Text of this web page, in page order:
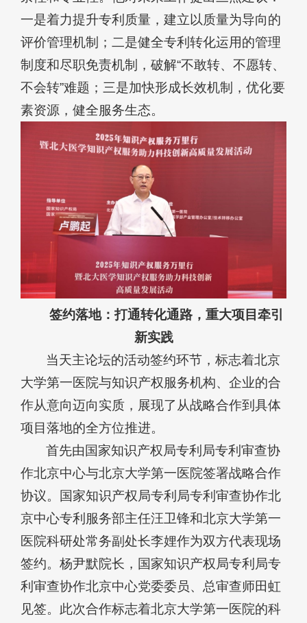
一是着力提升专利质量，建立以质量为导向的
评价管理机制；二是健全专利转化运用的管理
制度和尽职免责机制，破解“不敢转、不愿转、
不会转”难题；三是加快形成长效机制，优化要
素资源，健全服务生态。
签约落地：打通转化通路，重大项目牵引
新实践
当天主论坛的活动签约环节，标志着北京
大学第一医院与知识产权服务机构、企业的合
作从意向迈向实质，展现了从战略合作到具体
项目落地的全方位推进。
首先由国家知识产权局专利局专利审查协
作北京中心与北京大学第一医院签署战略合作
协议。国家知识产权局专利局专利审查协作北
京中心专利服务部主任汪卫锋和北京大学第一
医院科研处常务副处长李娌作为双方代表现场
签约。杨尹默院长，国家知识产权局专利局专
利审查协作北京中心党委委员、总审查师田虹
见签。此次合作标志着北京大学第一医院的科